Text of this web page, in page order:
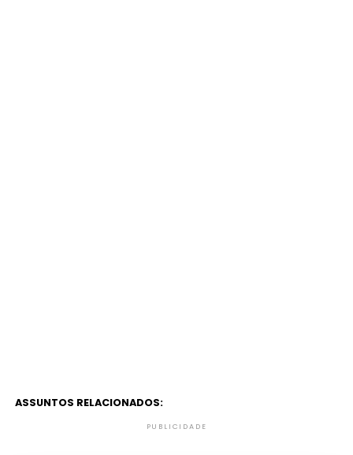
ASSUNTOS RELACIONADOS:
PUBLICIDADE